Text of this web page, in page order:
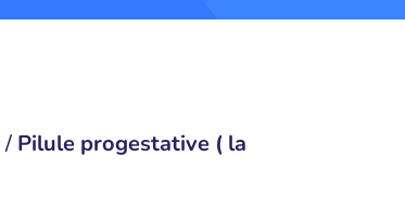
/ Pilule progestative ( la